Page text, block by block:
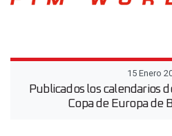
15 Enero
Publicados los calendarios
Copa de Europa de